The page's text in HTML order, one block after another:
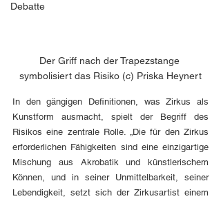
Debatte
Der Griff nach der Trapezstange
symbolisiert das Risiko (c) Priska Heynert
In den gängigen Definitionen, was Zirkus als
Kunstform ausmacht, spielt der Begriff des
Risikos eine zentrale Rolle. „Die für den Zirkus
erforderlichen Fähigkeiten sind eine einzigartige
Mischung aus Akrobatik und künstlerischem
Können, und in seiner Unmittelbarkeit, seiner
Lebendigkeit, setzt sich der Zirkusartist einem